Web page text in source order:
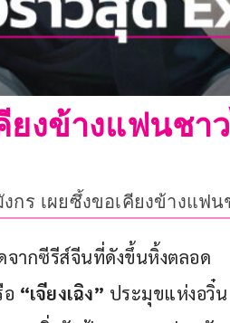
ยงข้างแฟนช
ร เผยซึ้งขอเคียงข้างแฟ
จากซีรีส์จีนที่ดังขึ้นหิ้งตลอด
“เจียงเฉิง” ประมุขแห่งอวิ๋น